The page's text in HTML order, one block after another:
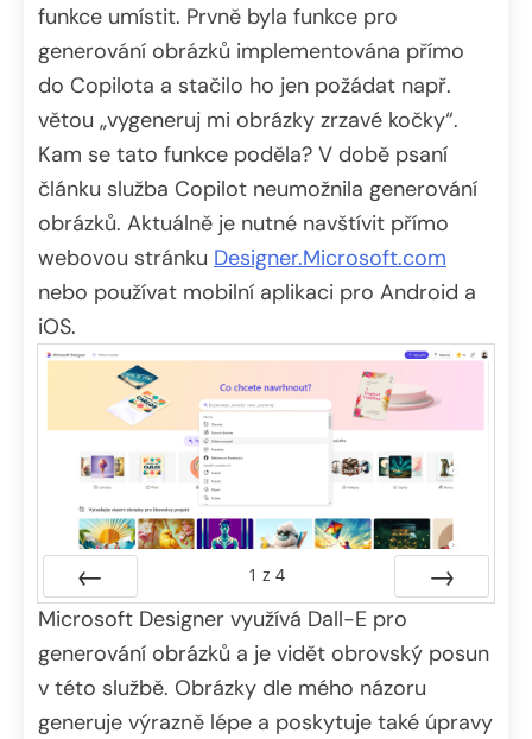
funkce umístit. Prvně byla funkce pro
generování obrázků implementována přímo
do Copilota a stačilo ho jen požádat např.
větou „vygeneruj mi obrázky zrzavé kočky“.
Kam se tato funkce poděla? V době psaní
článku služba Copilot neumožnila generování
obrázků. Aktuálně je nutné navštívit přímo
webovou stránku Designer.Microsoft.com
nebo používat mobilní aplikaci pro Android a
iOS.
Předchozí
1 z 4
Microsoft Designer využívá Dall-E pro
generování obrázků a je vidět obrovský posun
v této službě. Obrázky dle mého názoru
generuje výrazně lépe a poskytuje také úpravy